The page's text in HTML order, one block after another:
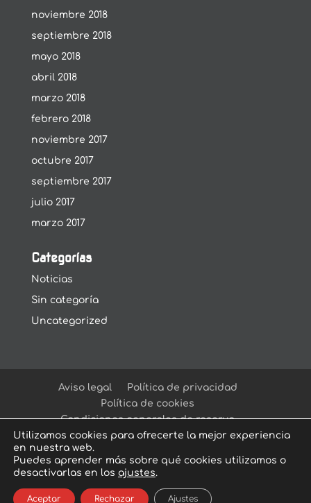
noviembre 2018
septiembre 2018
mayo 2018
abril 2018
marzo 2018
febrero 2018
noviembre 2017
octubre 2017
septiembre 2017
julio 2017
marzo 2017
Categorías
Noticias
Sin categoría
Uncategorized
Aviso legal
Política de privacidad
Política de cookies
Condiciones generales de reserva
© Arcadia Escape Room| Escape Room en
Utilizamos cookies para ofrecerte la mejor experiencia
en nuestra web.
Puedes aprender más sobre qué cookies utilizamos o
desactivarlas en los ajustes.
Aceptar Rechazar Ajustes